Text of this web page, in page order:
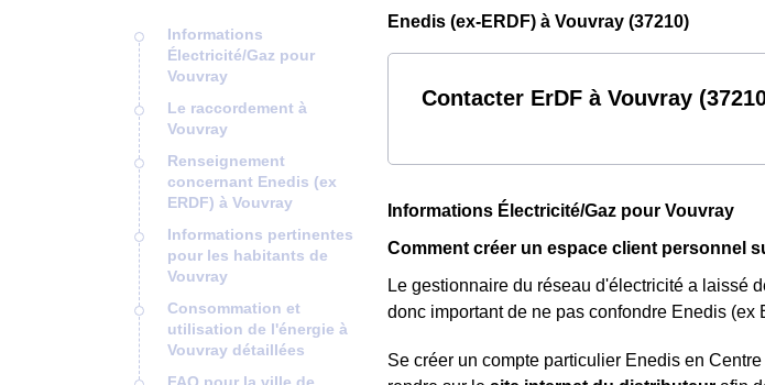
Informations
Électricité/Gaz pour
Vouvray
Le raccordement à
Vouvray
Renseignement
concernant Enedis (ex
ERDF) à Vouvray
Informations pertinentes
pour les habitants de
Vouvray
Consommation et
utilisation de l'énergie à
Vouvray détaillées
Enedis (ex-ERDF) à Vouvray (37210)
Contacter ErDF à Vouvray
Informations Électricité/Gaz pour Vouvray
Comment créer un espace client personnel
Le gestionnaire du réseau d'électricité a laissé
donc important de ne pas confondre Enedis (ex
Se créer un compte particulier Enedis en